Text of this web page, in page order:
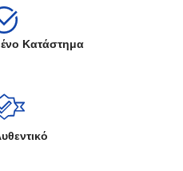
Κατάστημα